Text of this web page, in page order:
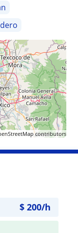
contributors
$ 200/h